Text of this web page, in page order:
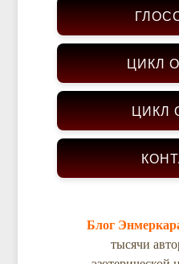
ЦИКЛ
ЦИКЛ
Блог
тысячи